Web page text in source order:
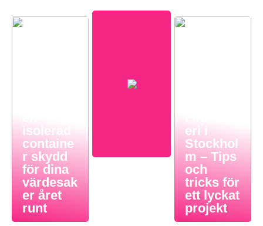
isolerad
containe
r skydd
för dina
värdesak
er året
runt
eri i
Stockhol
m – Tips
och
tricks för
ett lyckat
projekt